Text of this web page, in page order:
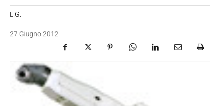
L.G.
27 Giugno 2012